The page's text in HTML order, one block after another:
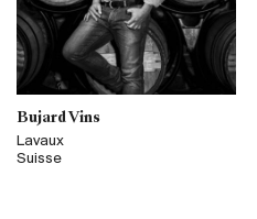
Bujard Vins
Lavaux
Suisse